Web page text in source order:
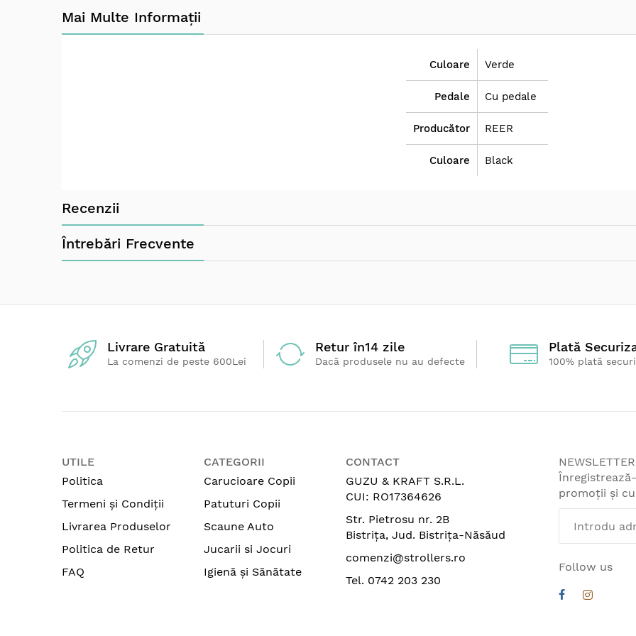
Marginile rotunjite garanteaza o utilizare in siguranta;
Pot fi folosite atat de dreptaci cat si de stangaci;
Fabricate din silicon alimentar de inalta calitate, non-toxic, fara BPA;
Certificate in conformitate cu standardul de siguranta EN 14372.
: Inainte de prima utilizare, curatati produsele si sterilizati-le in apa fiarta timp de 5 minute.
Acest produs trebuie folosit numai sub supravegherea
Mai Multe Informații
Culoare Verde
Pedale Cu pedale
Producător REER
Culoare Black
Recenzii
Întrebări Frecvente
Livrare Gratuită
La comenzi de peste 600Lei
Returîn14 zile
Dacă produsele nu au defecte
Plată
100% plată
UTILE
Politica
Termeni și Condiții
Livrarea Produselor
Politica de Retur
FAQ
CATEGORII
Carucioare Copii
Patuturi Copii
Scaune Auto
Jucarii si Jocuri
Igienă și Sănătate
CONTACT
GUZU & KRAFT S.R.L.
CUI: RO17364626
Str. Pietrosu nr. 2B
Bistrița, Jud. Bistrița-Năsăud
comenzi@strollers.ro
Tel. 0742 203 230
NEWSLETTER
promoții și
Follow us